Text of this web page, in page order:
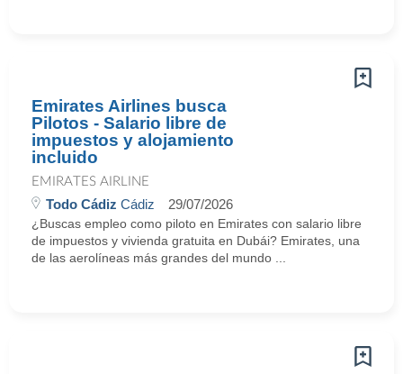
Emirates Airlines busca
Pilotos - Salario libre de
impuestos y alojamiento
incluido
EMIRATES AIRLINE
Todo Cádiz Cádiz 29/07/2026
¿Buscas empleo como piloto en Emirates con salario libre
de impuestos y vivienda gratuita en Dubái? Emirates, una
de las aerolíneas más grandes del mundo ...